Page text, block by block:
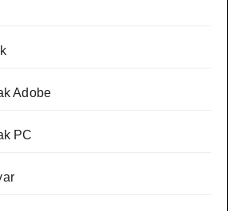
Adobe
PC